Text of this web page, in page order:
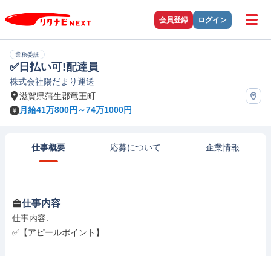
会員登録 ログイン
業務委託
✅日払い可!配達員
株式会社陽だまり運送
滋賀県蒲生郡竜王町
月給41万800円～74万1000円
仕事概要 応募について 企業情報
仕事内容
仕事内容:
✅【アピールポイント】